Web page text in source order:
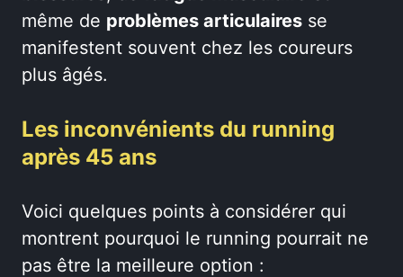
même de problèmes articulaires se
manifestent souvent chez les coureurs
plus âgés.
Les inconvénients du running
après 45 ans
Voici quelques points à considérer qui
montrent pourquoi le running pourrait ne
pas être la meilleure option :